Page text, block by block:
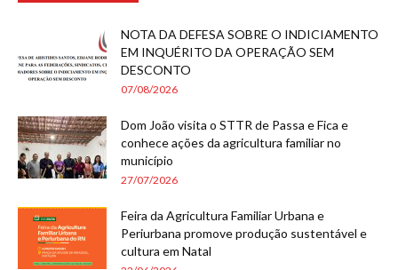
NOTA DA DEFESA SOBRE O INDICIAMENTO
EM INQUÉRITO DA OPERAÇÃO SEM
DESCONTO
07/08/2026
Dom João visita o STTR de Passa e Fica e
conhece ações da agricultura familiar no
município
27/07/2026
Feira da Agricultura Familiar Urbana e
Periurbana promove produção sustentável e
cultura em Natal